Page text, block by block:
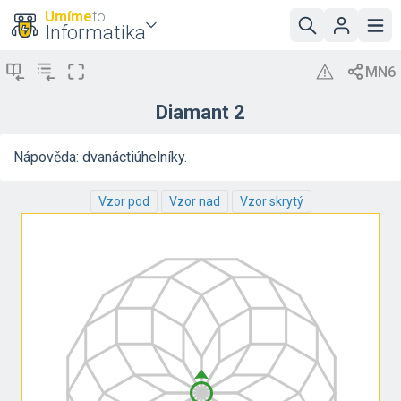
Umímeto
Informatika
Diamant 2
Nápověda: dvanáctiúhelníky.
Vzor pod Vzor nad Vzor skrytý